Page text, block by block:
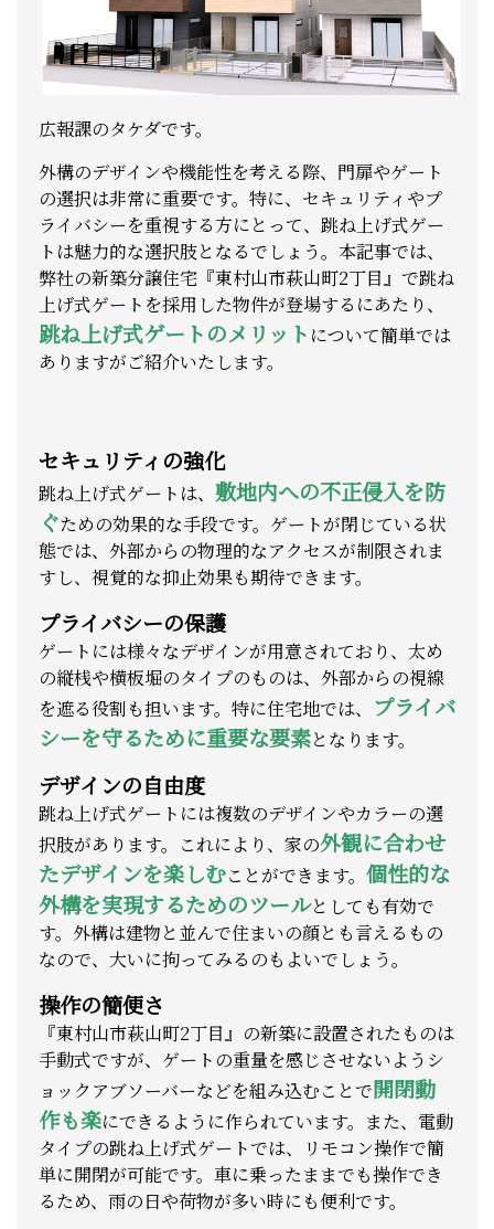
広報課のタケダです。
外構のデザインや機能性を考える際、門扉やゲート
の選択は非常に重要です。特に、セキュリティやプ
ライバシーを重視する方にとって、跳ね上げ式ゲー
トは魅力的な選択肢となるでしょう。本記事では、
弊社の新築分譲住宅『東村山市萩山町2丁目』で跳ね
上げ式ゲートを採用した物件が登場するにあたり、
跳ね上げ式ゲートのメリット について簡単では
ありますがご紹介いたします。
セキュリティの強化
跳ね上げ式ゲートは、 敷地内への不正侵入を防
ぐための効果的な手段です。ゲートが閉じている状
態では、外部からの物理的なアクセスが制限されま
すし、視覚的な抑止効果も期待できます。
プライバシーの保護
ゲートには様々なデザインが用意されており、太め
の縦桟や横板堀のタイプのものは、外部からの視線
を遮る役割も担います。特に住宅地では、
プライバ
シーを守るために重要な要素となります。
デザインの自由度
跳ね上げ式ゲートには複数のデザインやカラーの選
択肢があります。これにより、家の外観に合わせ
たデザインを楽しむことができます。 個性的な
外構を実現するためのツールとしても有効で
す。外構は建物と並んで住まいの顔とも言えるもの
なので、大いに拘ってみるのもよいでしょう。
操作の簡便さ
『東村山市萩山町2丁目』の新築に設置されたものは
手動式ですが、ゲートの重量を感じさせないようシ
ョックアブソーバーなどを組み込むことで開閉動
作も楽にできるように作られています。また、電動
タイプの跳ね上げ式ゲートでは、リモコン操作で簡
単に開閉が可能です。車に乗ったままでも操作でき
るため、雨の日や荷物が多い時にも便利です。